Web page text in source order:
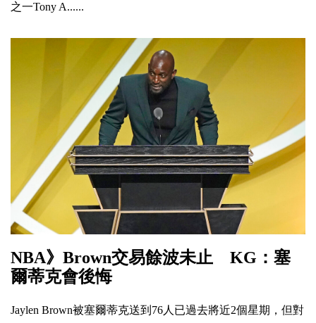
之一Tony A......
NBA》Brown交易餘波未止 KG：塞
爾蒂克會後悔
Jaylen Brown被塞爾蒂克送到76人已過去將近2個星期，但對